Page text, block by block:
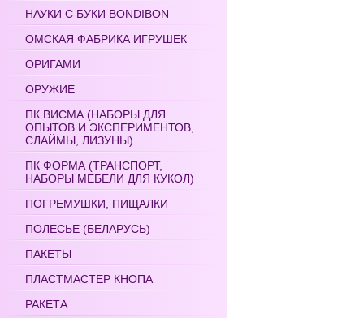
НАУКИ С БУКИ BONDIBON
ОМСКАЯ ФАБРИКА ИГРУШЕК
ОРИГАМИ
ОРУЖИЕ
ПК ВИСМА (НАБОРЫ ДЛЯ
ОПЫТОВ И ЭКСПЕРИМЕНТОВ,
СЛАЙМЫ, ЛИЗУНЫ)
ПК ФОРМА (ТРАНСПОРТ,
НАБОРЫ МЕБЕЛИ ДЛЯ КУКОЛ)
ПОГРЕМУШКИ, ПИЩАЛКИ
ПОЛЕСЬЕ (БЕЛАРУСЬ)
ПАКЕТЫ
ПЛАСТМАСТЕР КНОПА
РАКЕТА